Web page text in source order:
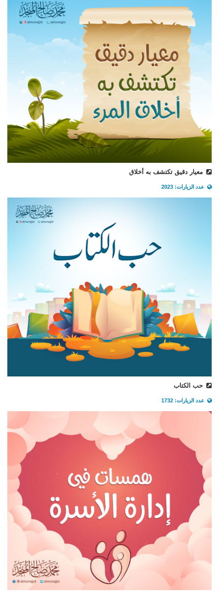
معيار دقيق تكتشف به أخلاق
عدد الزيارات: 2023
حب الكتاب
عدد الزيارات: 1732